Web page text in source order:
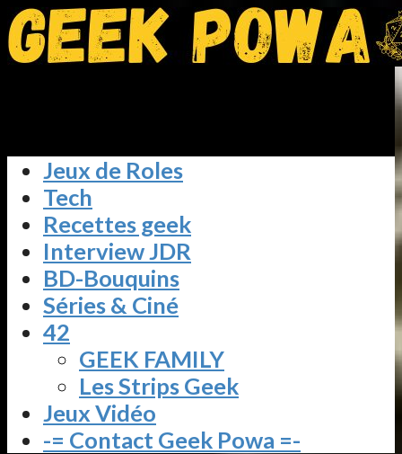
Jeux de Roles
Tech
Recettes geek
Interview JDR
BD-Bouquins
Séries & Ciné
42
GEEK FAMILY
Les Strips Geek
Jeux Vidéo
-= Contact Geek Powa =-